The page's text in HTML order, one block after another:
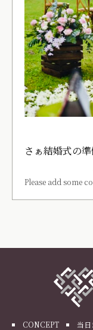
さぁ結婚式の
Please add some
CONCEPT 当日